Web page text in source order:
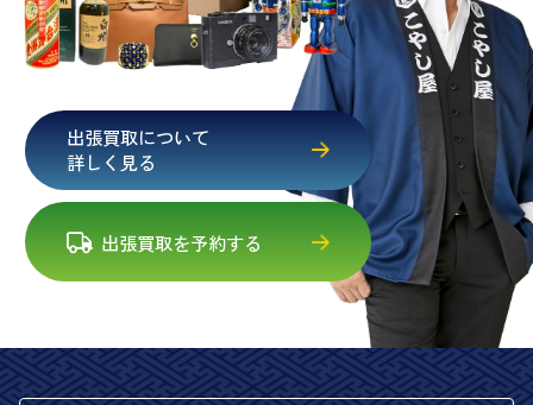
出張買取について
詳しく見る
出張買取を予約する